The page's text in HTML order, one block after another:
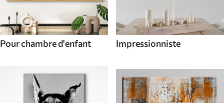
Pour chambre d'enfant Impressionniste